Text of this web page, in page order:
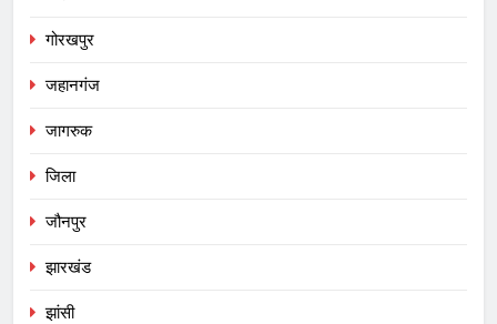
गोरखपुर
जहानगंज
जागरुक
जिला
जौनपुर
झारखंड
झांसी